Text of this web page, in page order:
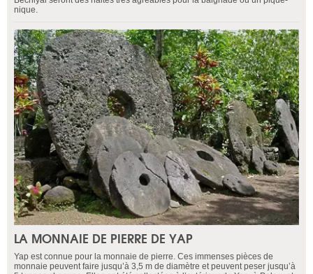
nique.
LA MONNAIE DE PIERRE DE YAP
Yap est connue pour la monnaie de pierre. Ces immenses pièces de
monnaie peuvent faire jusqu’à 3,5 m de diamètre et peuvent peser jusqu’à